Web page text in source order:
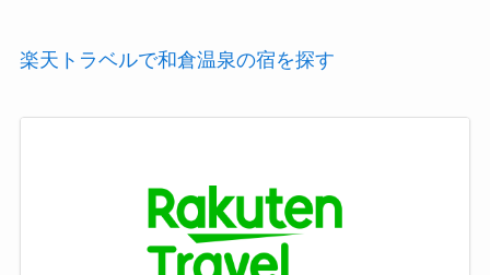
楽天トラベルで和倉温泉の宿を探す